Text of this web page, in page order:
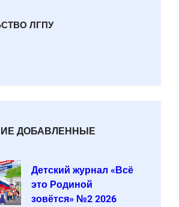
ЛГПУ
ДОБАВЛЕННЫЕ
Детский журнал «Всё
это Родиной
зовётся» №2 2026